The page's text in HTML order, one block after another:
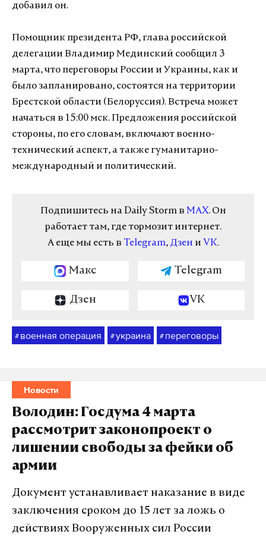
добавил он.
Помощник президента РФ, глава российской
делегации Владимир Мединский сообщил 3
марта, что переговоры России и Украины, как и
было запланировано, состоятся на территории
Брестской области (Белоруссия). Встреча может
начаться в 15:00 мск. Предложения российской
стороны, по его словам, включают военно-
технический аспект, а также гуманитарно-
международный и политический.
Подпишитесь на Daily Storm в MAX. Он
работает там, где тормозит интернет.
А еще мы есть в Telegram, Дзен и VK.
Макс Telegram
Дзен VK
# военная операция #украина # переговоры
Новости
Володин: Госдума 4 марта
рассмотрит законопроект о
лишении свободы за фейки об
армии
Документ устанавливает наказание в виде
заключения сроком до 15 лет за ложь о
действиях Вооруженных сил России